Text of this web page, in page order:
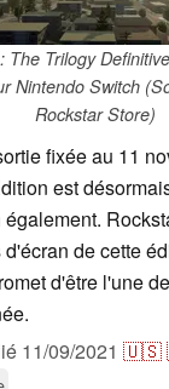
The Trilogy
Nintendo Switch
Rockstar Store)
fixée au 11
est
de cette
d'être l'une
11/09/2021 🇺🇸